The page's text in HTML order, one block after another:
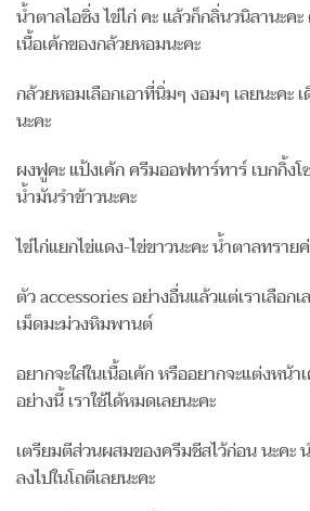
น้ำตาลไอซิ่ง ไข่ไก่ คะ แล้วก็กลิ่นวนิลานะค
เนื้อเค้กของกล้วยหอมนะคะ
กล้วยหอมเลือกเอาที่นิ่มๆ งอมๆ เลยนะคะ
นะคะ
ผงฟูคะ แป้งเค้ก ครีมออฟทาร์ทาร์ เบกกิ้ง
น้ำมันรำข้าวนะคะ
ไข่ไก่แยกไข่แดง-ไข่ขาวนะคะ น้ำตาลทราย
ตัว accessories อย่างอื่นแล้วแต่เราเลือก
เม็ดมะม่วงหิมพานต์
อยากจะใส่ในเนื้อเค้ก หรืออยากจะแต่งหน้
อย่างนี้ เราใช้ได้หมดเลยนะคะ
เตรียมตีส่วนผสมของครีมชีสไว้ก่อน นะคะ
ลงไปในโถตีเลยนะคะ